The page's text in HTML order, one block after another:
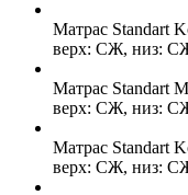
Матрас Standart
верх: СЖ, низ:
Матрас Standart
верх: СЖ, низ:
Матрас Standart
верх: СЖ, низ: